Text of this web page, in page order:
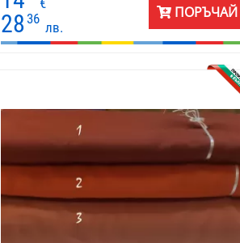
подобни покривки за маса. Пердетата са
готови за окачване. Предлагат се и на плат.
28 36
лв.
ПОРЪЧАЙ